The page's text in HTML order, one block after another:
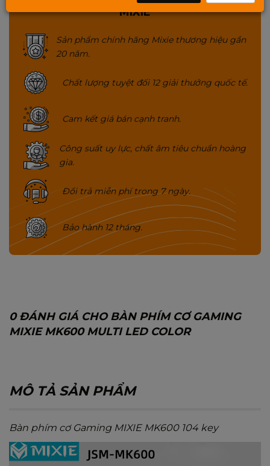
MIXIE
Sản phẩm chính hãng Mixie thương hiệu gần
20 năm.
Chất lượng tuyệt đối 12 giải thưởng quốc tế.
Cam kết giá bán cạnh tranh.
Công suất uy lực, chất âm tiêu chuẩn hoàng
gia.
Đổi trả miễn phí trong 7 ngày.
Bảo hành 12 tháng.
0 ĐÁNH GIÁ CHO BÀN PHÍM CƠ GAMING
MIXIE MK600 MULTI LED COLOR
MÔ TẢ SẢN PHẨM
Bàn phím cơ Gaming MIXIE MK600 104 key